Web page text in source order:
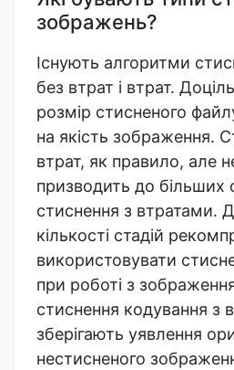
без втрат і втрат.
розмір стисненого
на якість зображення.
втрат, як правило, але
призводить до більших
стиснення з втратами.
кількості стадій
використовувати
при роботі з
стиснення кодування з
зберігають уявлення
нестисненого
здатися бездоганним,
реплікою. Стиснення з
порівняно зі